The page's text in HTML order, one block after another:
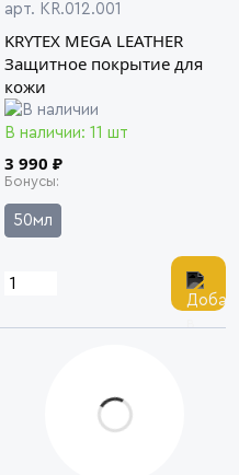
арт. KR.012.001
KRYTEX MEGA LEATHER
Защитное покрытие для
кожи
В наличии: 11 шт
3 990 ₽
Бонусы
50мл